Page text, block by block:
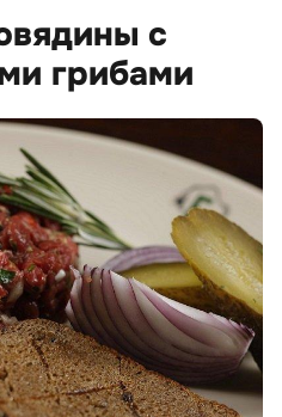
с
грибами